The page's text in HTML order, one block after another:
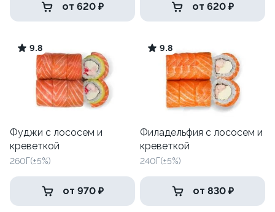
от 620 ₽ от 620 ₽
9.8
Фуджи с лососем и
креветкой
260Г(±5%)
от 970 ₽
9.8
Филадельфия с лососем и
креветкой
240Г(±5%)
от 830 ₽